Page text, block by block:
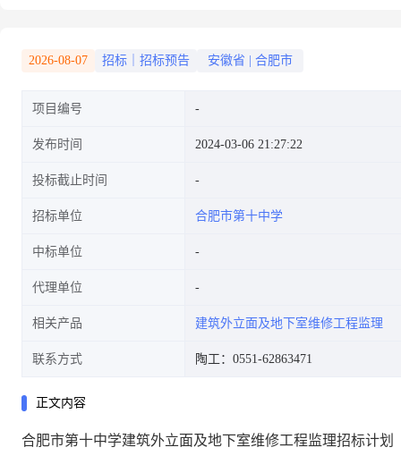
2026-08-07 招标｜招标预告 安徽省 合肥市
项目编号
发布时间 2024-03-06 21:27:22
投标截止时间
招标单位 合肥市第十中学
中标单位
代理单位
相关产品 建筑外立面及地下室维修工程监理
联系方式 陶工：0551-62863471
正文内容
合肥市第十中学建筑外立面及地下室维修工程监理招标计划